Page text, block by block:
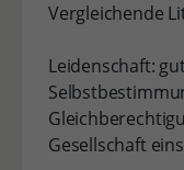
Vergleichende
Leidenschaft:
Gesellschaft